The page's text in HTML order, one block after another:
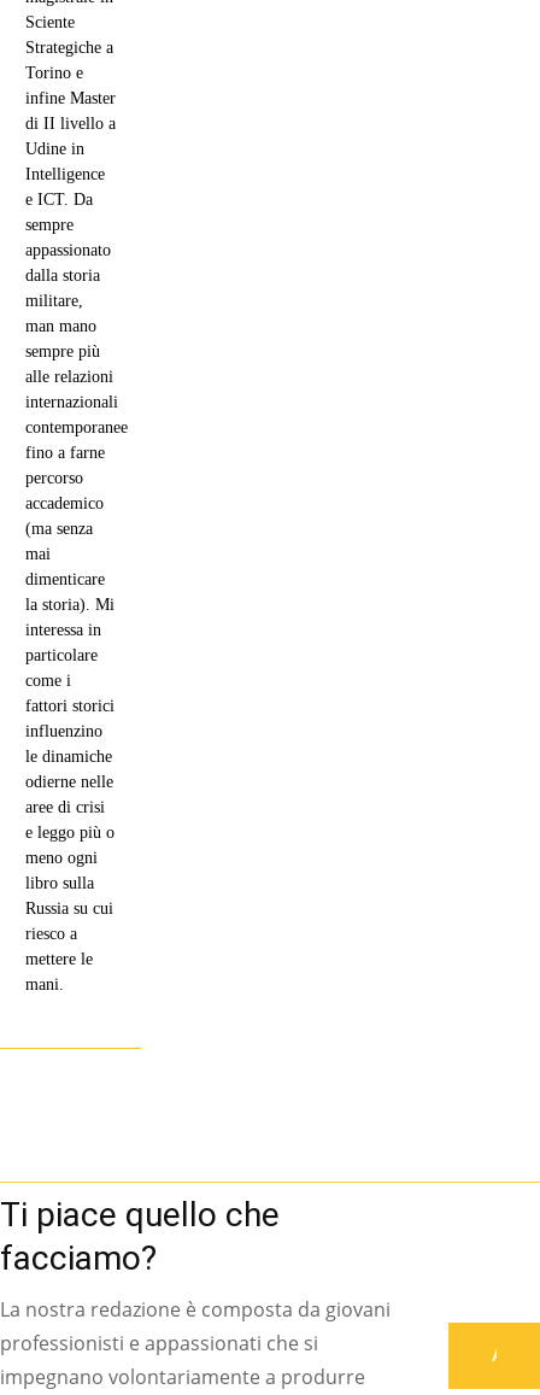
Sciente
Strategiche a
Torino e
infine Master
di II livello a
Udine in
Intelligence
e ICT. Da
sempre
appassionato
dalla storia
militare,
man mano
sempre più
alle relazioni
internazionali
contemporanee
fino a farne
percorso
accademico
(ma senza
mai
dimenticare
la storia). Mi
interessa in
particolare
come i
fattori storici
influenzino
le dinamiche
odierne nelle
aree di crisi
e leggo più o
meno ogni
libro sulla
Russia su cui
riesco a
mettere le
mani.
Ti piace quello che
facciamo?
La nostra redazione è composta da giovani
professionisti e appassionati che si
impegnano volontariamente a produrre